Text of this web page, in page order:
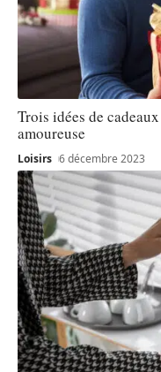
Trois idées de
amoureuse
Loisirs 6 décembre 2023